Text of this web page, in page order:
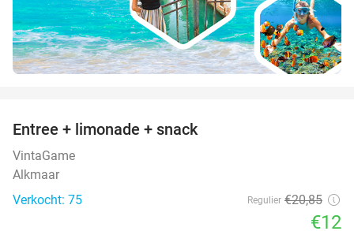
Entree + limonade + snack
VintaGame
Alkmaar
Verkocht: 75
Regulier €20,85
€12